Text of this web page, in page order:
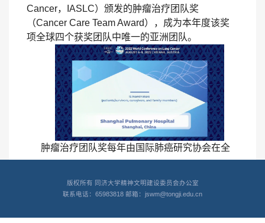
Cancer，IASLC）颁发的肿瘤治疗团队奖
（Cancer Care Team Award），成为本年度该奖
项全球四个获奖团队中唯一的亚洲团队。
肿瘤治疗团队奖每年由国际肺癌研究协会在全
球范围内公开评选，旨在表彰在肺癌治疗领域作出
周彩存教授团队致力于肺癌靶向治疗、抗血管
团队在国内建立并完善了肺癌小标本获取方法及分
版权所有 同济大学精神文明建设委员会办公室
联系电话：65983818 邮箱：jswm@tongji.edu.cn